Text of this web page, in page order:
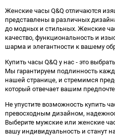
Женские часы Q&Q отличаются
представлены в различных
до модных и стильных. Женские
качество, функциональность и
шарма и элегантности к вашему
Купить часы Q&Q у нас - это
Мы гарантируем подлинность
нашей странице, и стремимся
который отвечает вашим
Не упустите возможность купить
превосходным дизайном,
Выберите мужские или женские
вашу индивидуальность и станут